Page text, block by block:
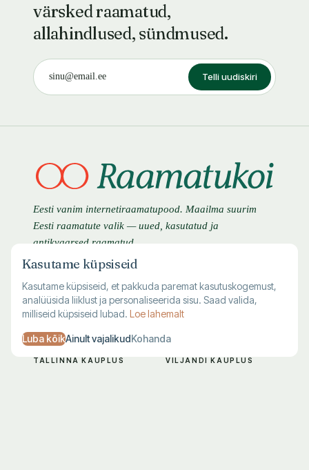
värsked raamatud,
allahindlused, sündmused.
Telli uudiskiri
Eesti vanim internetiraamatupood. Maailma suurim
Eesti raamatute valik — uued, kasutatud ja
antikvaarsed raamatud.
TALLINNA KAUPLUS VILJANDI KAUPLUS
Kasutame küpsiseid
Kasutame küpsiseid, et pakkuda paremat kasutuskogemust,
analüüsida liiklust ja personaliseerida sisu. Saad valida,
milliseid küpsiseid lubad. Loe lahemalt
Luba kõikAinult vajalikudKohanda